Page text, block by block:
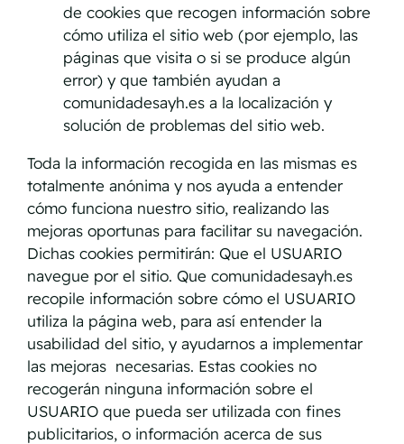
de cookies que recogen información sobre
cómo utiliza el sitio web (por ejemplo, las
páginas que visita o si se produce algún
error) y que también ayudan a
comunidadesayh.es a la localización y
solución de problemas del sitio web.
Toda la información recogida en las mismas es
totalmente anónima y nos ayuda a entender
cómo funciona nuestro sitio, realizando las
mejoras oportunas para facilitar su navegación.
Dichas cookies permitirán: Que el USUARIO
navegue por el sitio. Que comunidadesayh.es
recopile información sobre cómo el USUARIO
utiliza la página web, para así entender la
usabilidad del sitio, y ayudarnos a implementar
las mejoras necesarias. Estas cookies no
recogerán ninguna información sobre el
USUARIO que pueda ser utilizada con fines
publicitarios, o información acerca de sus